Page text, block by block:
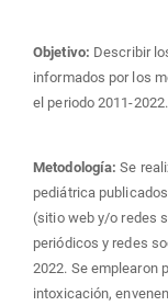
Objetivo: Describir
informados por los
el periodo 2011-2022.
Metodología:Se
pediátrica
(sitio web y/o redes
periódicos y redes
2022. Se emplearon
intoxicación,